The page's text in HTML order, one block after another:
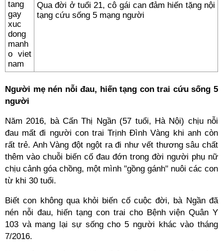
Qua đời ở tuổi 21, cô gái can đảm hiến tặng nội
tạng cứu sống 5 mạng người
Người mẹ nén nỗi đau, hiến tạng con trai cứu sống 5
người
Năm 2016, bà Cấn Thị Ngần (57 tuổi, Hà Nội) chịu nỗi
đau mất đi người con trai Trịnh Đình Vàng khi anh còn
rất trẻ. Anh Vàng đột ngột ra đi như vết thương sâu chất
thêm vào chuỗi biến cố đau đớn trong đời người phụ nữ
chịu cảnh góa chồng, một mình "gồng gánh" nuôi các con
từ khi 30 tuổi.
Biết con không qua khỏi biến cố cuộc đời, bà Ngần đã
nén nỗi đau, hiến tạng con trai cho Bệnh viện Quân Y
103 và mang lại sự sống cho 5 người khác vào tháng
7/2016.